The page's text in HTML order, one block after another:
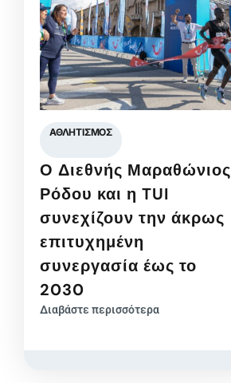
ΑΘΛΗΤΙΣΜΌΣ
Ο Διεθνής Μαραθώνιος
Ρόδου και η TUI
συνεχίζουν την άκρως
επιτυχημένη
συνεργασία έως το
2030
Διαβάστε περισσότερα